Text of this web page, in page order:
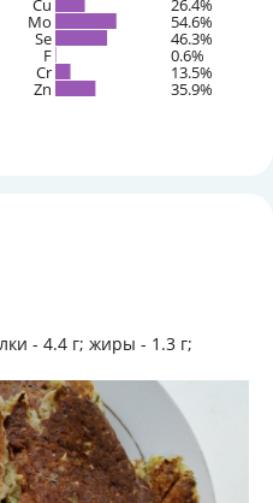
Cu 26.4%
Mo 54.6%
Se 46.3%
F 0.6%
Cr 13.5%
Zn 35.9%
- 4.4 г; жиры - 1.3 г;